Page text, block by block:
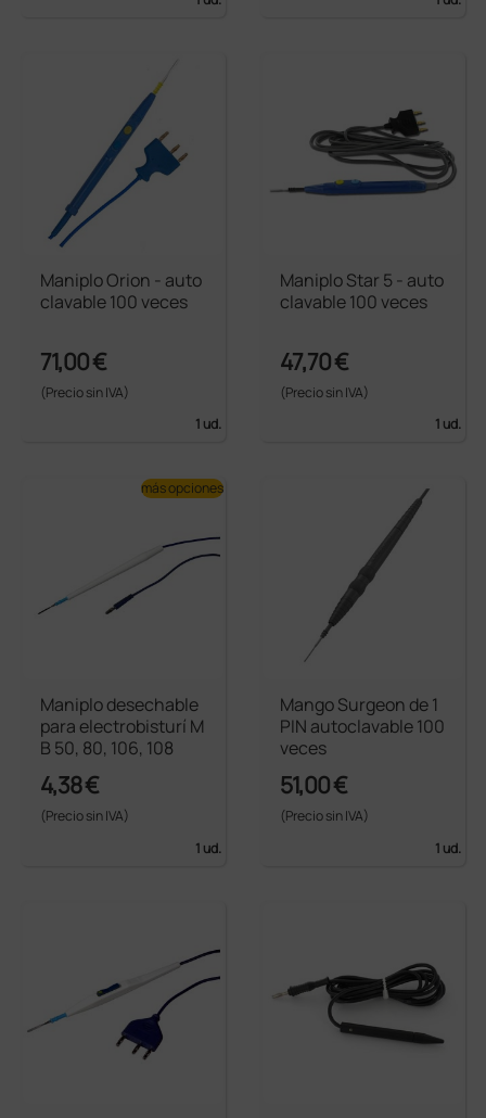
Maniplo Orion - auto
clavable 100 veces
71,00 €
(Precio sin IVA)
1 ud.
Maniplo Star 5 - auto
clavable 100 veces
47,70 €
(Precio sin IVA)
1 ud.
Maniplo desechable
para electrobisturí M
B 50, 80, 106, 108
4,38 €
(Precio sin IVA)
1 ud.
más opciones
Mango Surgeon de 1
PIN autoclavable 100
veces
51,00 €
(Precio sin IVA)
1 ud.